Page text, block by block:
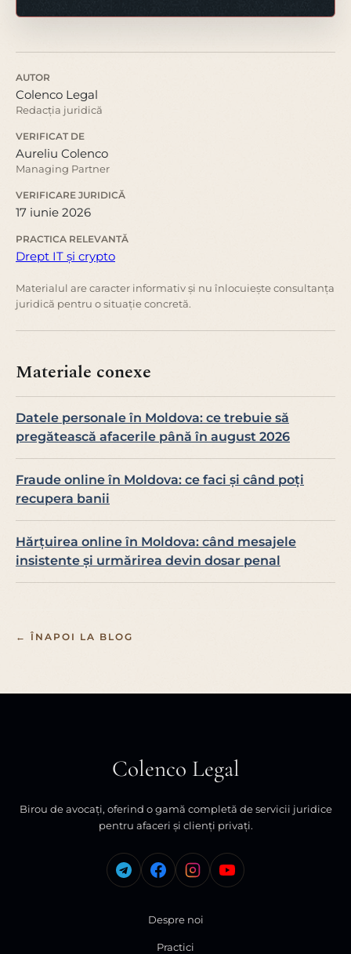
AUTOR
Colenco Legal
Redacția juridică
VERIFICAT DE
Aureliu Colenco
Managing Partner
VERIFICARE JURIDICĂ
17 iunie 2026
PRACTICA RELEVANTĂ
Drept IT și crypto
Materialul are caracter informativ și nu înlocuiește consultanța
juridică pentru o situație concretă.
Materiale conexe
Datele personale în Moldova: ce trebuie să
pregătească afacerile până în august 2026
Fraude online în Moldova: ce faci și când poți
recupera banii
Hărțuirea online în Moldova: când mesajele
insistente și urmărirea devin dosar penal
← ÎNAPOI LA BLOG
Colenco Legal
Birou de avocați, oferind o gamă completă de servicii juridice
pentru afaceri și clienți privați.
Despre noi
Practici